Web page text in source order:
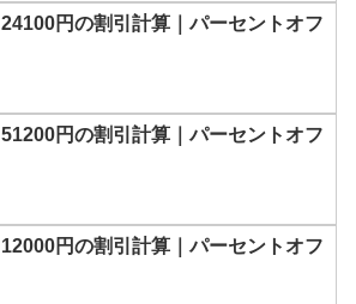
24100円の割引計算｜パーセントオフ
51200円の割引計算｜パーセントオフ
12000円の割引計算｜パーセントオフ